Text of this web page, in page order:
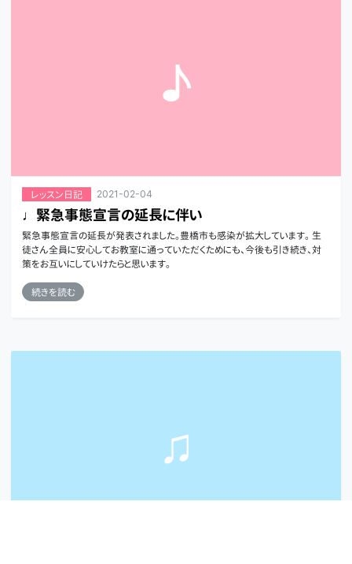
レッスン日記 2021-02-04
♩緊急事態宣言の延長に伴い
緊急事態宣言の延長が発表されました。豊橋市も感染が拡大しています。 生
徒さん全員に安心してお教室に通っていただくためにも、今後も引き続き、対
策をお互いにしていけたらと思います。
続きを読む